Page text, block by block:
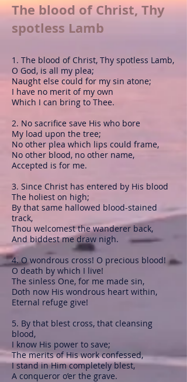
The blood of Christ, Thy
spotless Lamb
1. The blood of Christ, Thy spotless Lamb,
O God, is all my plea;
Naught else could for my sin atone;
I have no merit of my own
Which I can bring to Thee.
2. No sacrifice save His who bore
My load upon the tree;
No other plea which lips could frame,
No other blood, no other name,
Accepted is for me.
3. Since Christ has entered by His blood
The holiest on high;
By that same hallowed blood-stained
track,
Thou welcomest the wanderer back,
And biddest me draw nigh.
4. O wondrous cross! O precious blood!
O death by which I live!
The sinless One, for me made sin,
Doth now His wondrous heart within,
Eternal refuge give!
5. By that blest cross, that cleansing
blood,
I know His power to save;
The merits of His work confessed,
I stand in Him completely blest,
A conqueror o’er the grave.